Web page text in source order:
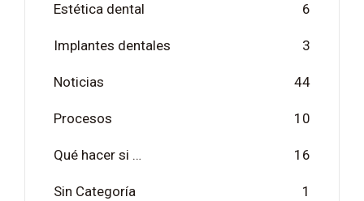
Estética dental 6
Implantes dentales 3
Noticias 44
Procesos 10
Qué hacer si … 16
Sin Categoría 1